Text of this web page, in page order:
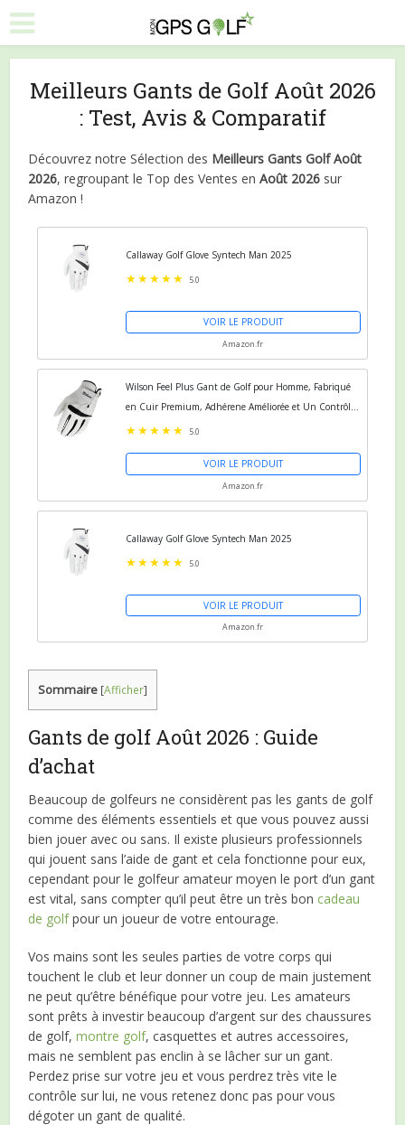
Meilleurs Gants de Golf Août 2026
: Test, Avis & Comparatif
Découvrez notre Sélection des Meilleurs Gants Golf Août
2026, regroupant le Top des Ventes enAoût 2026 sur
Amazon !
Callaway Golf Glove Syntech Man 2025
5.0
VOIR LE PRODUIT
Amazon.fr
Wilson Feel Plus Gant de Golf pour Homme, Fabriqué
en Cuir Premium, Adhérene Améliorée et Un Contrôle
Efficace de la Transpiration, Couleur :
5.0
VOIR LE PRODUIT
Amazon.fr
Callaway Golf Glove Syntech Man 2025
5.0
VOIR LE PRODUIT
Amazon.fr
Sommaire [Afficher]
Gants de golf Août 2026 : Guide
d’achat
Beaucoup de golfeurs ne considèrent pas les gants de golf
comme des éléments essentiels et que vous pouvez aussi
bien jouer avec ou sans. Il existe plusieurs professionnels
qui jouent sans l’aide de gant et cela fonctionne pour eux,
cependant pour le golfeur amateur moyen le port d’un gant
est vital, sans compter qu’il peut être un très bon cadeau
de golfpour un joueur de votre entourage.
Vos mains sont les seules parties de votre corps qui
touchent le club et leur donner un coup de main justement
ne peut qu’être bénéfique pour votre jeu. Les amateurs
sont prêts à investir beaucoup d’argent sur des chaussures
de golf,montre golf, casquettes et autres accessoires,
mais ne semblent pas enclin à se lâcher sur un gant.
Perdez prise sur votre jeu et vous perdrez très vite le
contrôle sur lui, ne vous retenez donc pas pour vous
dégoter un gant de qualité.